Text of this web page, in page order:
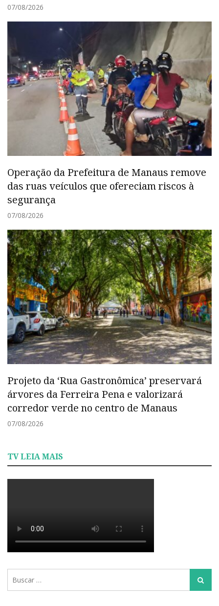
07/08/2026
Operação da Prefeitura de Manaus remove
das ruas veículos que ofereciam riscos à
segurança
07/08/2026
Projeto da ‘Rua Gastronômica’ preservará
árvores da Ferreira Pena e valorizará
corredor verde no centro de Manaus
07/08/2026
TV LEIA MAIS
para:
Busca